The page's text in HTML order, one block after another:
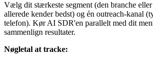
Vælg dit stærkeste segment (den branche
allerede kender bedst) og én outreach-kanal
telefon). Kør AI SDR'en parallelt med dit
sammenlign resultater.
Nøgletal at tracke: